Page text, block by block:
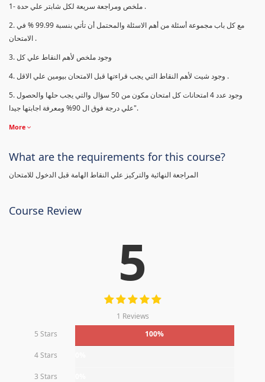
1- ملخص ومراجعة سريعة لكل شابتر علي حدة .
2. مع كل باب مجموعة أسئلة من أهم الاسئلة والمحتمل أن تأتي بنسبة 99.99 % في
الامتحان .
3. وجود ملخص لأهم النقاط علي كل
4. وجود شيت لأهم النقاط التي يجب قراءتها قبل الامتحان بيومين علي الاقل .
5. وجود عدد 4 امتحانات كل امتحان مكون من 50 سؤال والتي يجب حلها والحصول
علي درجة فوق ال 90% ومعرفة اجابتها جيدا".
More
What are the requirements for this course?
المراجعة النهائية والتركيز علي النقاط الهامة قبل الدخول للامتحان
Course Review
5
1 Reviews
5 Stars
100%
4 Stars
3 Stars